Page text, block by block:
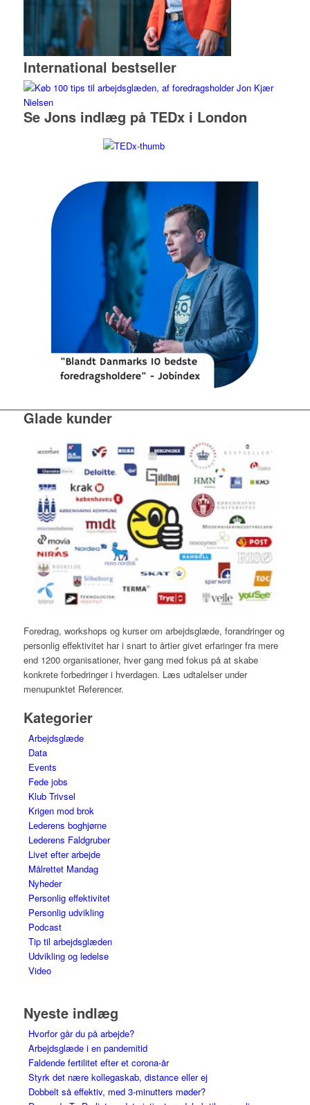
International bestseller
Se Jons indlæg på TEDx i London
Glade kunder
Foredrag, workshops og kurser om arbejdsglæde, forandringer og
personlig effektivitet har i snart to årtier givet erfaringer fra mere
end 1200 organisationer, hver gang med fokus på at skabe
konkrete forbedringer i hverdagen. Læs udtalelser under
menupunktet Referencer.
Kategorier
Arbejdsglæde
Data
Events
Fede jobs
Klub Trivsel
Krigen mod brok
Lederens boghjørne
Lederens Faldgruber
Livet efter arbejde
Målrettet Mandag
Nyheder
Personlig effektivitet
Personlig udvikling
Podcast
Tip til arbejdsglæden
Udvikling og ledelse
Video
Nyeste indlæg
Hvorfor går du på arbejde?
Arbejdsglæde i en pandemitid
Faldende fertilitet efter et corona-år
Styrk det nære kollegaskab, distance eller ej
Dobbelt så effektiv, med 3-minutters møder?